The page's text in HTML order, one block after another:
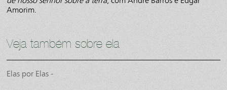
Amorim.
Veja também sobre ela
Elas por Elas -